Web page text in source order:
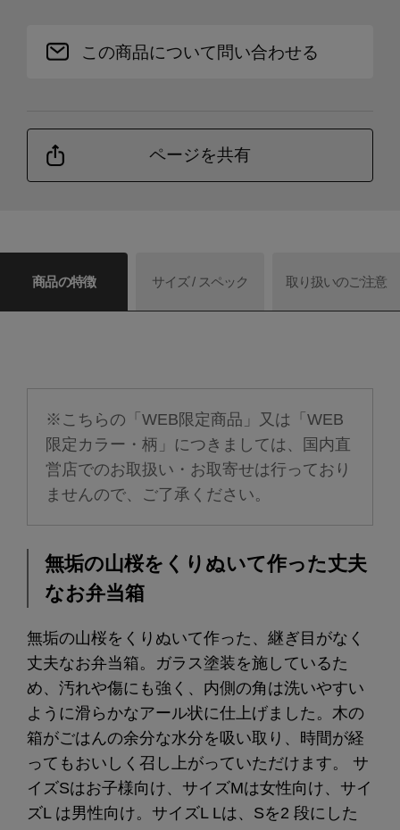
この商品について問い合わせる
ページを共有
商品の特徴 サイズ / スペック 取り扱いのご注意
※こちらの「WEB限定商品」又は「WEB
限定カラー・柄」につきましては、国内直
営店でのお取扱い・お取寄せは行っており
ませんので、ご了承ください。
無垢の山桜をくりぬいて作った丈夫
なお弁当箱
無垢の山桜をくりぬいて作った、継ぎ目がなく
丈夫なお弁当箱。ガラス塗装を施しているた
め、汚れや傷にも強く、内側の角は洗いやすい
ように滑らかなアール状に仕上げました。木の
箱がごはんの余分な水分を吸い取り、時間が経
ってもおいしく召し上がっていただけます。 サ
イズSはお子様向け、サイズMは女性向け、サイ
ズL は男性向け。サイズL Lは、Sを2 段にした